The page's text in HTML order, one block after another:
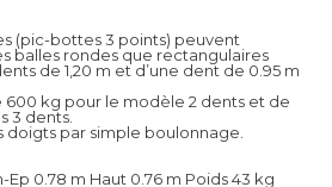
(pic-bottes 3 points) peuvent
balles rondes que rectangulaires
de 1,20 m et d’une dent de 0.95 m
600 kg pour le modèle 2 dents et de
3 dents.
par simple boulonnage.
Ep 0.78 m Haut 0.76 m Poids 43 kg